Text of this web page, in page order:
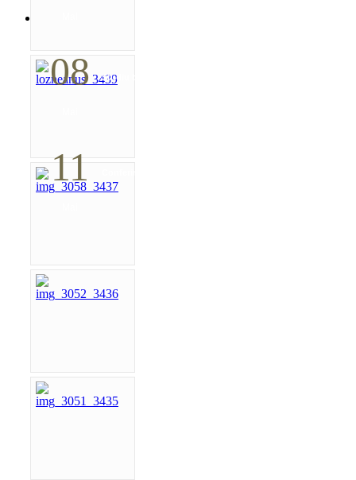
08 Studiu biblic pentru tineri
11